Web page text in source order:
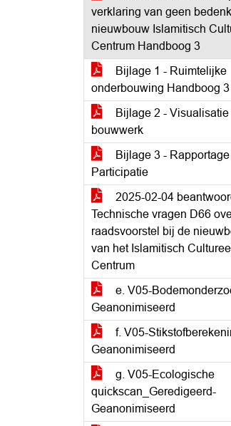
verklaring van geen
nieuwbouw Islamitisch
Centrum Handboog 3
Bijlage 1 - Ruimtelijke
onderbouwing Handboog 3
Bijlage 2 - Visualisatie
bouwwerk
Bijlage 3 - Rapportage
Participatie
2025-02-04
Technische vragen D66
raadsvoorstel bij de
van het Islamitisch Cultureel
Centrum
e. V05-
Geanonimiseerd
f. V05-
Geanonimiseerd
g. V05-Ecologische
quickscan_Geredigeerd-
Geanonimiseerd